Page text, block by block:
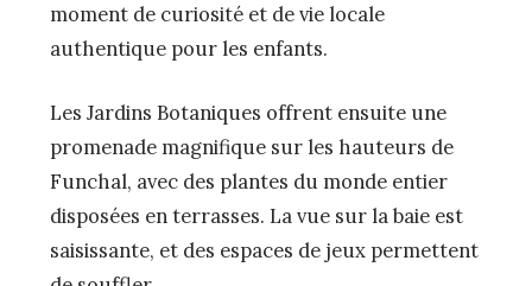
moment de curiosité et de vie locale
authentique pour les enfants.
Les Jardins Botaniques offrent ensuite une
promenade magnifique sur les hauteurs de
Funchal, avec des plantes du monde entier
disposées en terrasses. La vue sur la baie est
saisissante, et des espaces de jeux permettent